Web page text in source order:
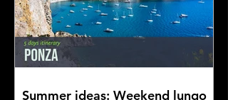
Summer ideas: Weekend lungo